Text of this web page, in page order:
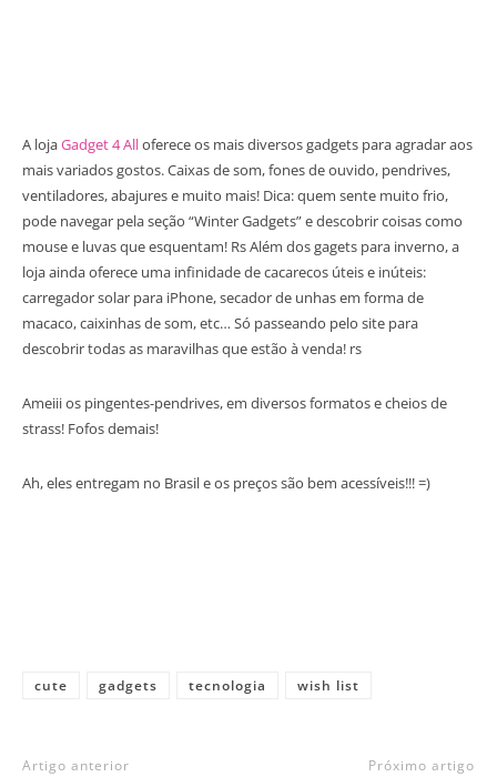
A lojaGadget 4 Alloferece os mais diversos gadgets para agradar aos
mais variados gostos. Caixas de som, fones de ouvido, pendrives,
ventiladores, abajures e muito mais! Dica: quem sente muito frio,
pode navegar pela seção “Winter Gadgets” e descobrir coisas como
mouse e luvas que esquentam! Rs Além dos gagets para inverno, a
loja ainda oferece uma infinidade de cacarecos úteis e inúteis:
carregador solar para iPhone, secador de unhas em forma de
macaco, caixinhas de som, etc… Só passeando pelo site para
descobrir todas as maravilhas que estão à venda! rs
Ameiii os pingentes-pendrives, em diversos formatos e cheios de
strass! Fofos demais!
Ah, eles entregam no Brasil e os preços são bem acessíveis!!! =)
cute gadgets tecnologia wish list
Artigo anterior Próximo artigo